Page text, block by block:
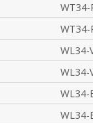
WT34-
WT34-
WL34-
WL34-
WL34-
WL34-